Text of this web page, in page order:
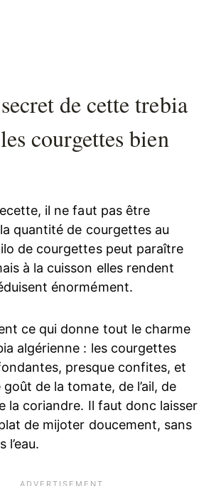
de cette trebia
courgettes bien
il ne faut pas être
quantité de courgettes au
de courgettes peut paraître
à la cuisson elles rendent
énormément.
ce qui donne tout le charme
algérienne : les courgettes
presque confites, et
de la tomate, de l’ail, de
la coriandre. Il faut donc laisser
de mijoter doucement, sans
l’eau.